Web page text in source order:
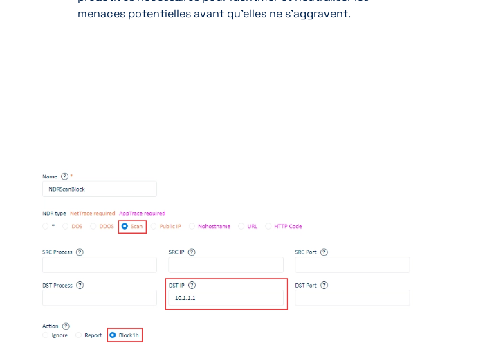
menaces potentielles avant qu'elles ne s'aggravent.